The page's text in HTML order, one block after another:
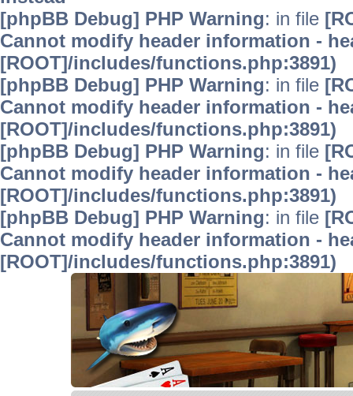
[phpBB Debug] PHP Warning: in file
Cannot modify header information -
[ROOT]/includes/functions.php:3891)
[phpBB Debug] PHP Warning: in file
Cannot modify header information -
[ROOT]/includes/functions.php:3891)
[phpBB Debug] PHP Warning: in file
Cannot modify header information -
[ROOT]/includes/functions.php:3891)
[phpBB Debug] PHP Warning: in file
Cannot modify header information -
[ROOT]/includes/functions.php:3891)